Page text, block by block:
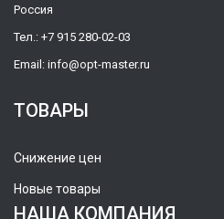
Россия
Тел.: +7 915 280-02-03
Email: info@opt-master.ru
ТОВАРЫ
Снижение цен
Новые товары
НАША КОМПАНИЯ